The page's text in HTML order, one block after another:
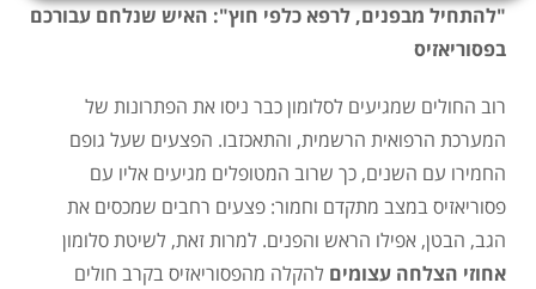
"להתחיל מבפנים, לרפא כלפי חוץ": האיש שנלחם עבורכם
בפסוריאזיס
רוב החולים שמגיעים לסלומון כבר ניסו את הפתרונות של
המערכת הרפואית הרשמית, והתאכזבו. הפצעים שעל גופם
החמירו עם השנים, כך שרוב המטופלים מגיעים אליו עם
פסוריאזיס במצב מתקדם וחמור: פצעים רחבים שמכסים את
הגב, הבטן, אפילו הראש והפנים. למרות זאת, לשיטת סלומון
אחוזי הצלחה עצומים להקלה מהפסוריאזיס בקרב חולים